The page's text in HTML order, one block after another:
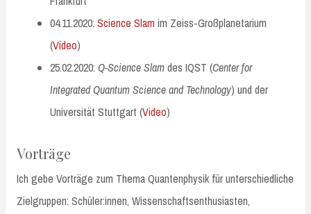
04.11.2020: Science Slam im Zeiss-Großplanetarium
(Video)
25.02.2020: Q-Science Slamdes IQST (Center for
Integrated Quantum Science and Technology) und der
Universität Stuttgart (Video)
Vorträge
Ich gebe Vorträge zum Thema Quantenphysik für unterschiedliche
Zielgruppen: Schüler:innen, Wissenschaftsenthusiasten,